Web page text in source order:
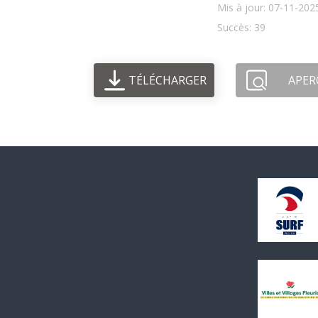
Mis à jour: 07-11-
Succès: 39
TÉLÉCHARGER